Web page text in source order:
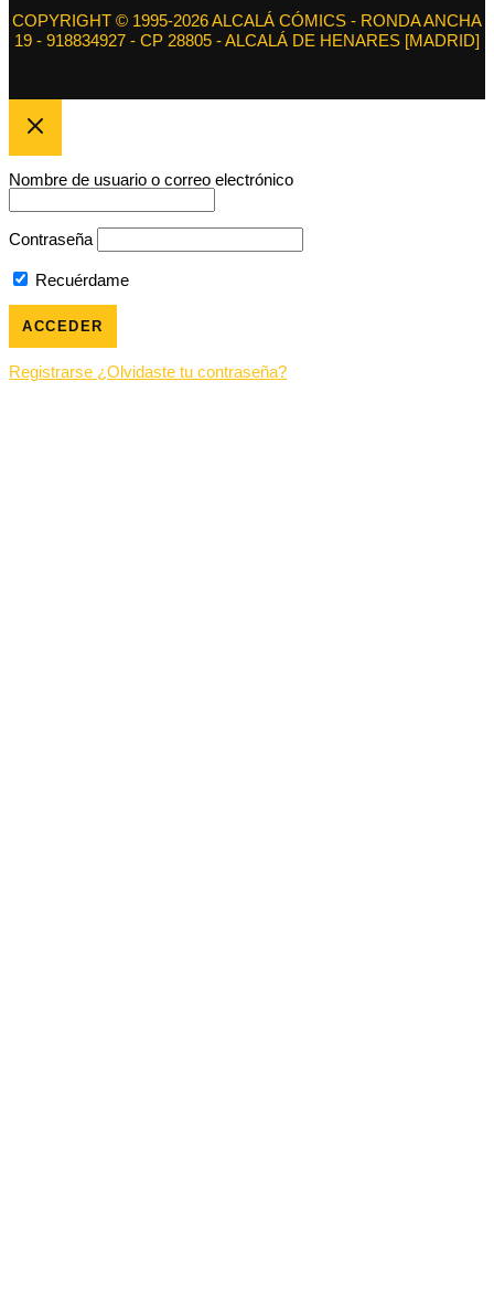
COPYRIGHT © 1995-2026 ALCALÁ CÓMICS - RONDA ANCHA
19 - 918834927 - CP 28805 - ALCALÁ DE HENARES [MADRID]
Nombre de usuario o correo electrónico
Contraseña
Recuérdame
Registrarse ¿Olvidaste tu contraseña?